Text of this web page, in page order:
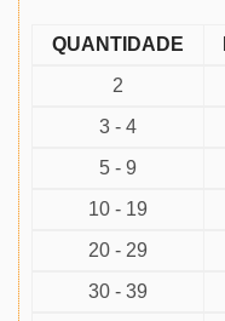
QUANTIDADE
2
3 - 4
5 - 9
10 - 19
20 - 29
30 - 39